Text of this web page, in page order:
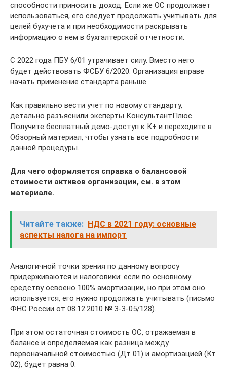
способности приносить доход. Если же ОС продолжает
использоваться, его следует продолжать учитывать для
целей бухучета и при необходимости раскрывать
информацию о нем в бухгалтерской отчетности.
С 2022 года ПБУ 6/01 утрачивает силу. Вместо него
будет действовать ФСБУ 6/2020. Организация вправе
начать применение стандарта раньше.
Как правильно вести учет по новому стандарту,
детально разъяснили эксперты КонсультантПлюс.
Получите бесплатный демо-доступ к К+ и переходите в
Обзорный материал, чтобы узнать все подробности
данной процедуры.
Для чего оформляется справка о балансовой
стоимости активов организации, см. в этом
материале.
Читайте также: НДС в 2021 году: основные
аспекты налога на импорт
Аналогичной точки зрения по данному вопросу
придерживаются и налоговики: если по основному
средству освоено 100% амортизации, но при этом оно
используется, его нужно продолжать учитывать (письмо
ФНС России от 08.12.2010 № 3-3-05/128).
При этом остаточная стоимость ОС, отражаемая в
балансе и определяемая как разница между
первоначальной стоимостью (Дт 01) и амортизацией (Кт
02), будет равна 0.